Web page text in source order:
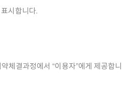
시합니다.
체결과정에서 “이용자”에게 제공합니